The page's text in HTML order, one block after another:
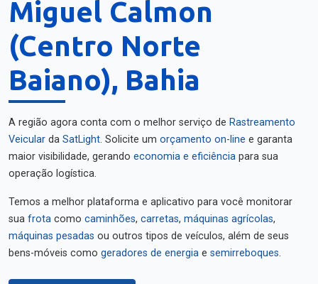
Miguel Calmon
(Centro Norte
Baiano), Bahia
A região agora conta com o melhor serviço de Rastreamento
Veicular da SatLight. Solicite um orçamento on-line e garanta
maior visibilidade, gerando economia e eficiência para sua
operação logística.
Temos a melhor plataforma e aplicativo para você monitorar
sua frota como caminhões, carretas, máquinas agrícolas,
máquinas pesadas ou outros tipos de veículos, além de seus
bens-móveis como geradores de energia e semirreboques.